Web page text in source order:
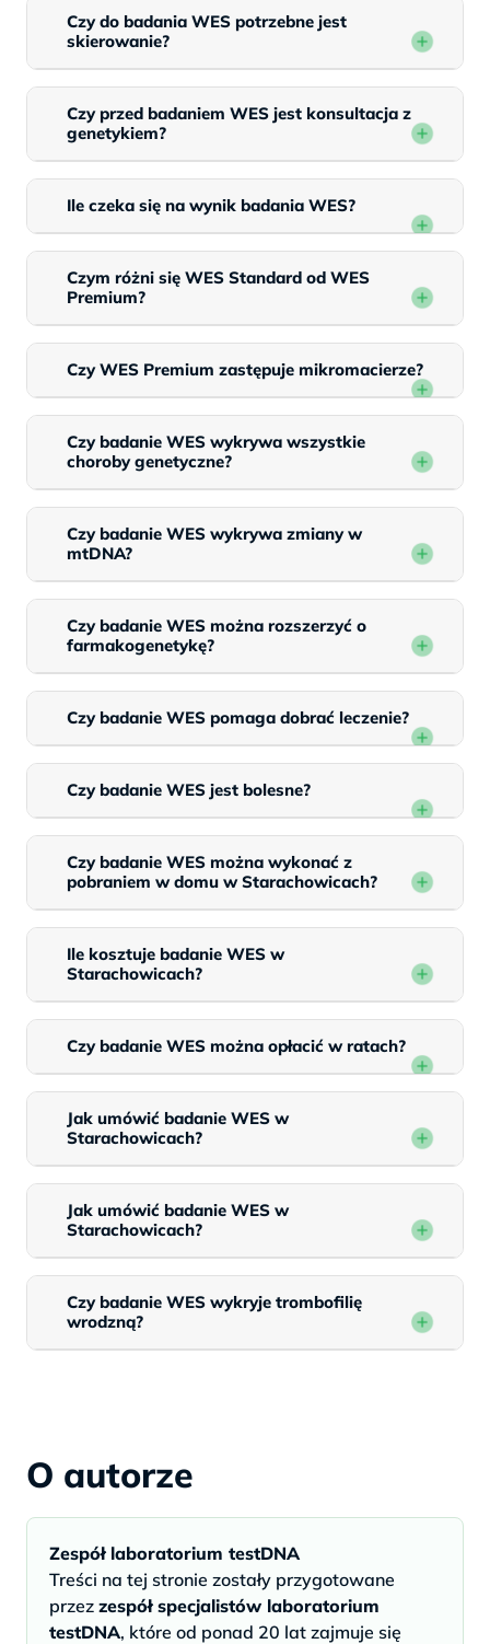
Czy do badania WES potrzebne jest
skierowanie?
Czy przed badaniem WES jest konsultacja z
genetykiem?
Ile czeka się na wynik badania WES?
Czym różni się WES Standard od WES
Premium?
Czy WES Premium zastępuje mikromacierze?
Czy badanie WES wykrywa wszystkie
choroby genetyczne?
Czy badanie WES wykrywa zmiany w
mtDNA?
Czy badanie WES można rozszerzyć o
farmakogenetykę?
Czy badanie WES pomaga dobrać leczenie?
Czy badanie WES jest bolesne?
Czy badanie WES można wykonać z
pobraniem w domu w Starachowicach?
Ile kosztuje badanie WES w
Starachowicach?
Czy badanie WES można opłacić w ratach?
Jak umówić badanie WES w
Starachowicach?
Jak umówić badanie WES w
Starachowicach?
Czy badanie WES wykryje trombofilię
wrodzną?
O autorze
Zespół laboratorium testDNA
Treści na tej stronie zostały przygotowane
przez zespół specjalistów laboratorium
testDNA, które od ponad 20 lat zajmuje się